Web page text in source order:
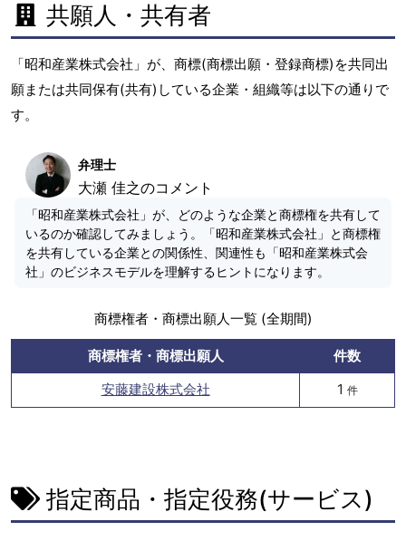
共願人・共有者
「昭和産業株式会社」が、商標(商標出願・登録商標)を共同出
願または共同保有(共有)している企業・組織等は以下の通りで
す。
弁理士
大瀬 佳之のコメント
「昭和産業株式会社」が、どのような企業と商標権を共有して
いるのか確認してみましょう。「昭和産業株式会社」と商標権
を共有している企業との関係性、関連性も「昭和産業株式会
社」のビジネスモデルを理解するヒントになります。
商標権者・商標出願人一覧 (全期間)
商標権者・商標出願人
件数
安藤建設株式会社
1 件
指定商品・指定役務(サービス)